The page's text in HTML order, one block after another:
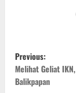
P
o
Previous:
Melihat Geliat
Balikpapan